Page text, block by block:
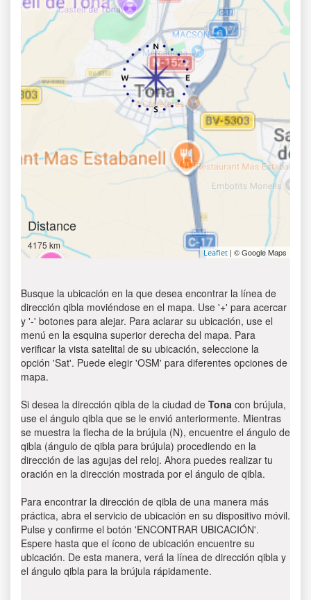
Distance
4175 km
Leaflet | © Google Maps
Busque la ubicación en la que desea encontrar la línea de
dirección qibla moviéndose en el mapa. Use '+' para acercar
y '-' botones para alejar. Para aclarar su ubicación, use el
menú en la esquina superior derecha del mapa. Para
verificar la vista satelital de su ubicación, seleccione la
opción 'Sat'. Puede elegir 'OSM' para diferentes opciones de
mapa.
Si desea la dirección qibla de la ciudad de Tona con brújula,
use el ángulo qibla que se le envió anteriormente. Mientras
se muestra la flecha de la brújula (N), encuentre el ángulo de
qibla (ángulo de qibla para brújula) procediendo en la
dirección de las agujas del reloj. Ahora puedes realizar tu
oración en la dirección mostrada por el ángulo de qibla.
Para encontrar la dirección de qibla de una manera más
práctica, abra el servicio de ubicación en su dispositivo móvil.
Pulse y confirme el botón 'ENCONTRAR UBICACIÓN'.
Espere hasta que el ícono de ubicación encuentre su
ubicación. De esta manera, verá la línea de dirección qibla y
el ángulo qibla para la brújula rápidamente.